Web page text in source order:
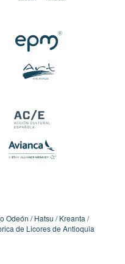
Odeón Hatsu
Kreanta
de Licores de Antioquia